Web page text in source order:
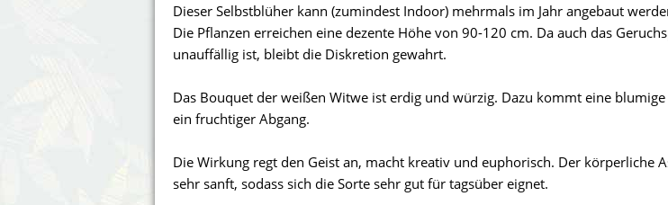
Bulk Seed Bank
Bulldog Seeds
Cannabella Genetics
Genehtik Seeds
Green Bodhi
House of the Great Gardener
Ministry of Cannabis
Philosopher Seeds
Dieser Selbstblüher kann (zumindest Indoor) mehrmals im Jahr angebaut
Die Pflanzen erreichen eine dezente Höhe von 90-120 cm. Da auch das
unauffällig ist, bleibt die Diskretion gewahrt.
Das Bouquet der weißen Witwe ist erdig und würzig. Dazu kommt eine
ein fruchtiger Abgang.
Die Wirkung regt den Geist an, macht kreativ und euphorisch. Der körperliche
sehr sanft, sodass sich die Sorte sehr gut für tagsüber eignet.